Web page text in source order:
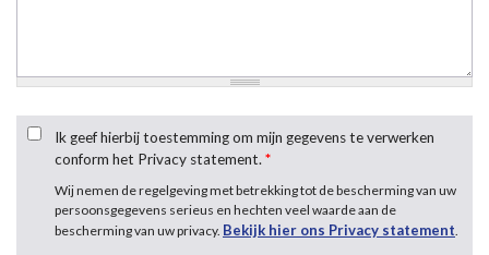
Ik geef hierbij toestemming om mijn gegevens te verwerken
conform het Privacy statement.*
Wij nemen de regelgeving met betrekking tot de bescherming van uw
persoonsgegevens serieus en hechten veel waarde aan de
bescherming van uw privacy. Bekijk hier ons Privacy statement.